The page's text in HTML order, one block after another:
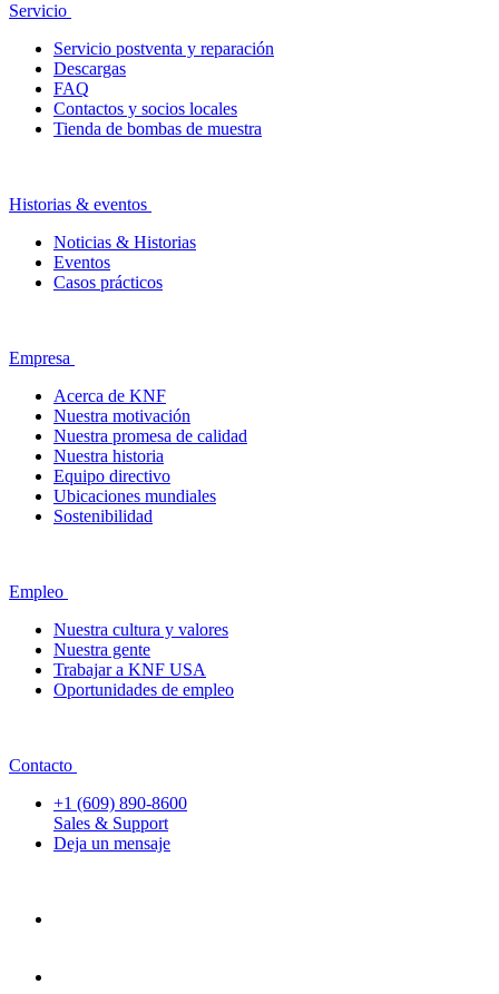
Servicio
Servicio postventa y reparación
Descargas
FAQ
Contactos y socios locales
Tienda de bombas de muestra
Historias & eventos
Noticias & Historias
Eventos
Casos prácticos
Empresa
Acerca de KNF
Nuestra motivación
Nuestra promesa de calidad
Nuestra historia
Equipo directivo
Ubicaciones mundiales
Sostenibilidad
Empleo
Nuestra cultura y valores
Nuestra gente
Trabajar a KNF USA
Oportunidades de empleo
Contacto
+1 (609) 890-8600
Sales & Support
Deja un mensaje